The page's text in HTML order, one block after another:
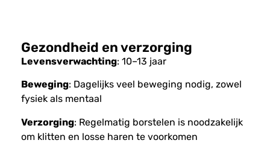
Gezondheid en verzorging
Levensverwachting: 10–13 jaar
Beweging: Dagelijks veel beweging nodig, zowel
fysiek als mentaal
Verzorging: Regelmatig borstelen is noodzakelijk
om klitten en losse haren te voorkomen